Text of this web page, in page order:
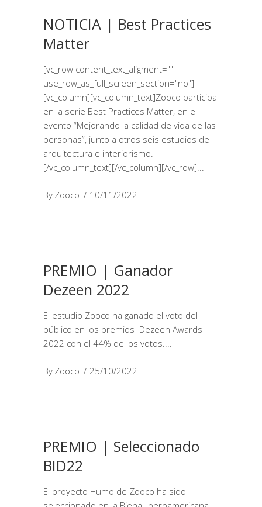
NOTICIA | Best Practices
Matter
[vc_row content_text_aligment=""
use_row_as_full_screen_section="no"]
[vc_column][vc_column_text]Zooco participa
en la serie Best Practices Matter, en el
evento “Mejorando la calidad de vida de las
personas”, junto a otros seis estudios de
arquitectura e interiorismo.
[/vc_column_text][/vc_column][/vc_row]
By Zooco 10/11/2022
PREMIO | Ganador
Dezeen 2022
El estudio Zooco ha ganado el voto del
público en los premios Dezeen Awards
2022 con el 44% de los votos.
By Zooco 25/10/2022
PREMIO | Seleccionado
BID22
El proyecto Humo de Zooco ha sido